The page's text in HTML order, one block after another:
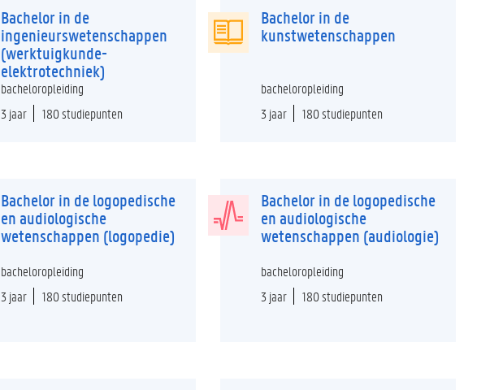
Bachelor in de
ingenieurswetenschappen
(werktuigkunde-
elektrotechniek)
bacheloropleiding
3 jaar
180 studiepunten
Bachelor in de
kunstwetenschappen
bacheloropleiding
3 jaar
180 studiepunten
Bachelor in de logopedische
en audiologische
wetenschappen (logopedie)
bacheloropleiding
3 jaar
180 studiepunten
Bachelor in de logopedische
en audiologische
wetenschappen (audiologie)
bacheloropleiding
3 jaar
180 studiepunten